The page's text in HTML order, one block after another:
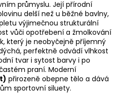
průmyslu. Její přírodní
delší než u běžné bavlny,
výjimečnou strukturální
vůči opotřebení a žmolkování
který je neobyčejně příjemný
perfektně odvádí vlhkost
tvar i sytost barvy i po
praní. Moderní
přirozeně obepne tělo a dává
sportovní siluety.